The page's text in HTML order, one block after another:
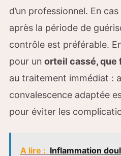
d’un professionnel. En
après la période de
contrôle est préférable.
pour un orteil cassé, que
au traitement immédiat :
convalescence adaptée
pour éviter les
A lire : Inflammation